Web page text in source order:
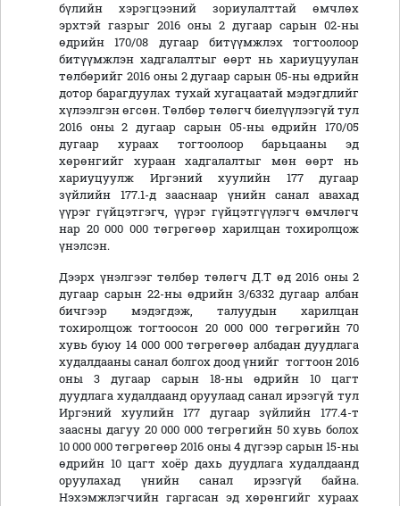
бүлийн хэрэгцээний зориулалттай өмчлөх
эрхтэй газрыг 2016 оны 2 дугаар сарын 02-ны
өдрийн 170/08 дугаар битүүмжлэх тогтоолоор
битүүмжлэн хадгалалтыг өөрт нь хариуцуулан
төлбөрийг 2016 оны 2 дугаар сарын 05-ны өдрийн
дотор барагдуулах тухай хугацаатай мэдэгдлийг
хүлээлгэн өгсөн. Төлбөр төлөгч биелүүлээгүй тул
2016 оны 2 дугаар сарын 05-ны өдрийн 170/05
дугаар хураах тогтоолоор барьцааны эд
хөрөнгийг хураан хадгалалтыг мөн өөрт нь
хариуцуулж Иргэний хуулийн 177 дугаар
зүйлийн 177.1-д зааснаар үнийн санал авахад
үүрэг гүйцэтгэгч, үүрэг гүйцэтгүүлэгч өмчлөгч
нар 20 000 000 төгрөгөөр харилцан тохиролцож
үнэлсэн.
Дээрх үнэлгээг төлбөр төлөгч Д.Т өд 2016 оны 2
дугаар сарын 22-ны өдрийн 3/6332 дугаар албан
бичгээр мэдэгдэж, талуудын харилцан
тохиролцож тогтоосон 20 000 000 төгрөгийн 70
хувь буюу 14 000 000 төгрөгөөр албадан дуудлага
худалдааны санал болгох доод үнийг тогтоон 2016
оны 3 дугаар сарын 18-ны өдрийн 10 цагт
дуудлага худалдаанд оруулаад санал ирээгүй тул
Иргэний хуулийн 177 дугаар зүйлийн 177.4-т
заасны дагуу 20 000 000 төгрөгийн 50 хувь болох
10 000 000 төгрөгөөр 2016 оны 4 дүгээр сарын 15-ны
өдрийн 10 цагт хоёр дахь дуудлага худалдаанд
оруулахад үнийн санал ирээгүй байна.
Нэхэмжлэгчийн гаргасан эд хөрөнгийг хураах